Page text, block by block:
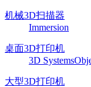
机械3D扫描器
Immersion
桌面3D打印机
3D Systems
大型3D打印机